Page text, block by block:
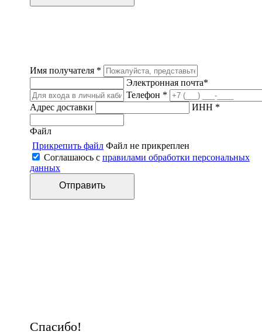
Имя получателя *
Электронная почта*
Телефон *
Адрес доставки
ИНН *
Файл
Прикрепить файл Файл не прикреплен
Соглашаюсь с правилами обработки персональных
данных
Спасибо!